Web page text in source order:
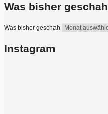
Was bisher geschah
Was bisher geschah
Instagram